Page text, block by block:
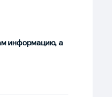
информацию, а